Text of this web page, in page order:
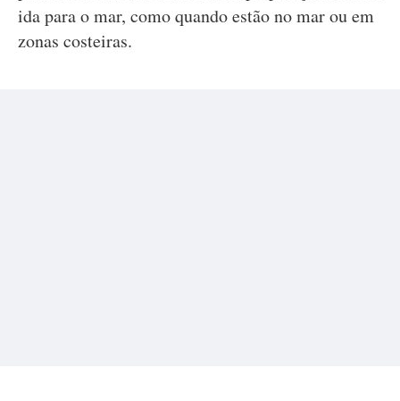
ida para o mar, como quando estão no mar ou em
zonas costeiras.